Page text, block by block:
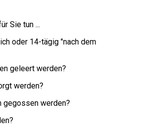
Sie tun ...
oder 14-tägig "nach dem
geleert werden?
werden?
gegossen werden?